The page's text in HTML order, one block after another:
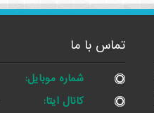
تماس با ما
شماره موبایل:
کانال ایتا: